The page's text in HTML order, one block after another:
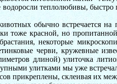
теплолюбивы, быстро
обычно встречается на
тоже красной, но
некоторые
черви, кружевные
длиной) улиточка
улитками мы уже
прикреплены, склеивая их